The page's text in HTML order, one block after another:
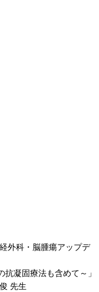
外科・脳腫瘍アップデ
凝固療法も含めて～」
先生